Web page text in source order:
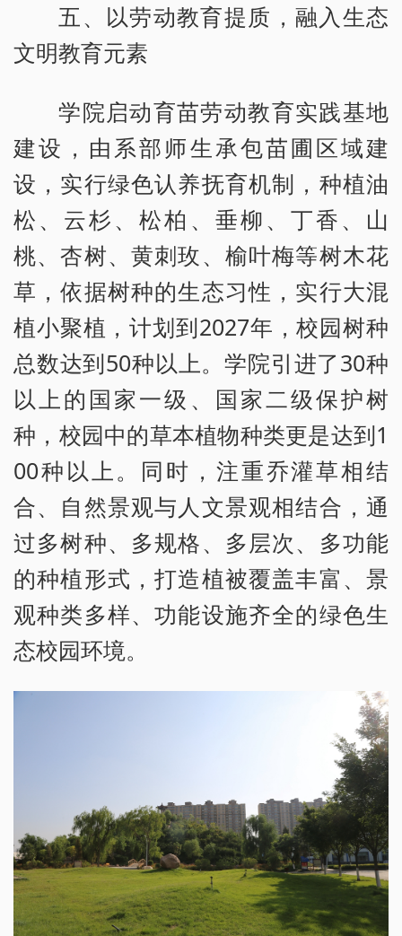
五、以劳动教育提质，融入生态
文明教育元素
学院启动育苗劳动教育实践基地
建设，由系部师生承包苗圃区域建
设，实行绿色认养抚育机制，种植油
松、云杉、松柏、垂柳、丁香、山
桃、杏树、黄刺玫、榆叶梅等树木花
草，依据树种的生态习性，实行大混
植小聚植，计划到2027年，校园树种
总数达到50种以上。学院引进了30种
以上的国家一级、国家二级保护树
种，校园中的草本植物种类更是达到1
00种以上。同时，注重乔灌草相结
合、自然景观与人文景观相结合，通
过多树种、多规格、多层次、多功能
的种植形式，打造植被覆盖丰富、景
观种类多样、功能设施齐全的绿色生
态校园环境。